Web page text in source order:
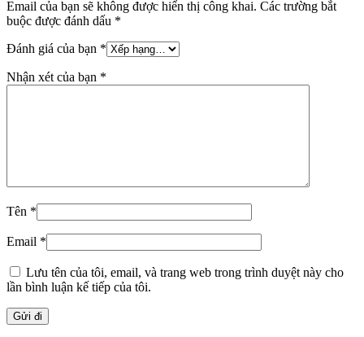
Email của bạn sẽ không được hiển thị công khai. Các trường bắt
buộc được đánh dấu *
Đánh giá của bạn *
Nhận xét của bạn *
Tên *
Email *
Lưu tên của tôi, email, và trang web trong trình duyệt này cho
lần bình luận kế tiếp của tôi.